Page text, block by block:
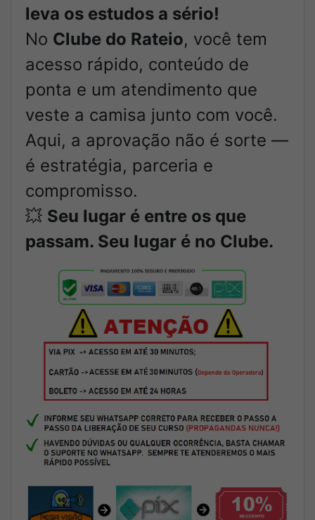
leva os estudos a sério!
No Clube do Rateio, você tem
acesso rápido, conteúdo de
ponta e um atendimento que
veste a camisa junto com você.
Aqui, a aprovação não é sorte —
é estratégia, parceria e
compromisso.
💥 Seu lugar é entre os que
passam. Seu lugar é no Clube.